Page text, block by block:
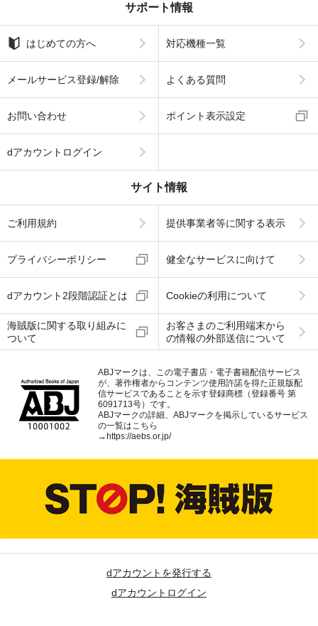
サポート情報
はじめての方へ 対応機種一覧
メールサービス登録/解除 よくある質問
お問い合わせ ポイント表示設定
dアカウントログイン
サイト情報
ご利用規約 提供事業者等に関する表示
プライバシーポリシー 健全なサービスに向けて
dアカウント2段階認証とは Cookieの利用について
海賊版に関する取り組みに
ついて
お客さまのご利用端末から
の情報の外部送信について
ABJマークは、この電子書店・電子書籍配信サービス
が、著作権者からコンテンツ使用許諾を得た正規版配
信サービスであることを示す登録商標（登録番号 第
6091713号）です。
ABJマークの詳細、ABJマークを掲示しているサービス
の一覧はこちら
→ https://aebs.or.jp/
dアカウントを発行する
dアカウントログイン